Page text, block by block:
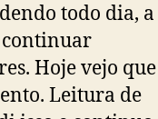
todo dia, a
continuar
Hoje vejo que
Leitura de